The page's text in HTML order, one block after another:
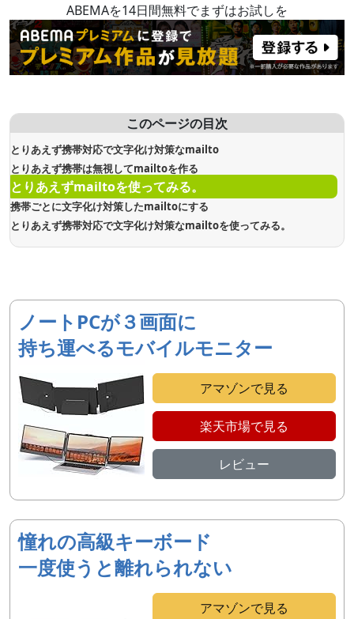
ABEMAを14日間無料でまずはお試しを
このページの目次
とりあえず携帯対応で文字化け対策なmailto
とりあえず携帯は無視してmailtoを作る
とりあえずmailtoを使ってみる。
携帯ごとに文字化け対策したmailtoにする
とりあえず携帯対応で文字化け対策なmailtoを使ってみる。
ノートPCが３画面に
持ち運べるモバイルモニター
アマゾンで見る
楽天市場で見る
レビュー
憧れの高級キーボード
一度使うと離れられない
アマゾンで見る